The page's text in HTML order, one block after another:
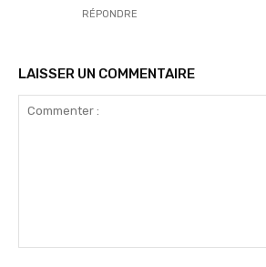
RÉPONDRE
LAISSER UN COMMENTAIRE